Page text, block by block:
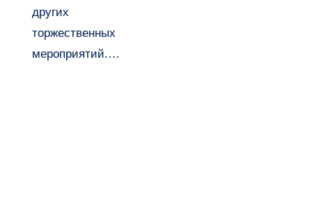
других
торжественных
мероприятий.…